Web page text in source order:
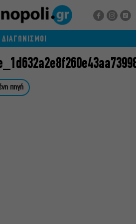
ΔΙΑΓΩΝΙΣΜΟΙ
πηγή